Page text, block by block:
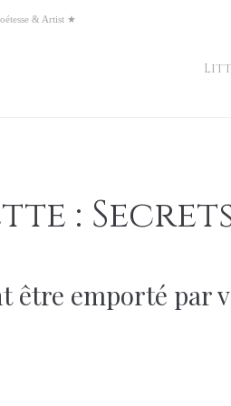
& Artist ★
:
être emporté par